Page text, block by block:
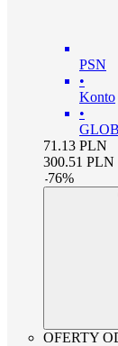
PSN
•
Konto
•
71.13 PLN
300.51 PLN
-76%
OFERTY